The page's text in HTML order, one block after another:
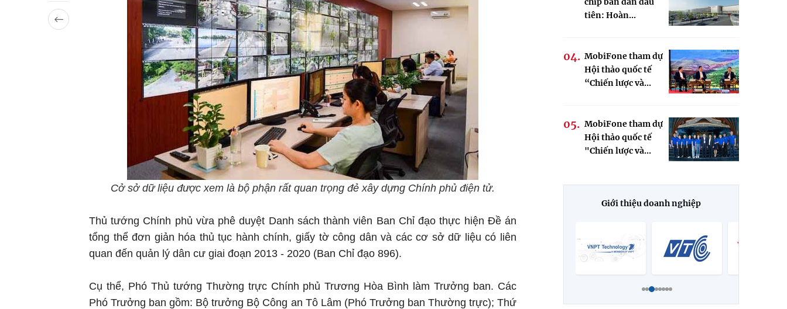
Cở sở dữ liệu được xem là bộ phận rất quan trọng đẻ xây dựng Chính phủ điện tử.
Thủ tướng Chính phủ vừa phê duyệt Danh sách thành viên Ban Chỉ đạo thực hiện Đề án
tổng thể đơn giản hóa thủ tục hành chính, giấy tờ công dân và các cơ sở dữ liệu có liên
quan đến quản lý dân cư giai đoạn 2013 - 2020 (Ban Chỉ đạo 896).
Cụ thể, Phó Thủ tướng Thường trực Chính phủ Trương Hòa Bình làm Trưởng ban. Các
Phó Trưởng ban gồm: Bộ trưởng Bộ Công an Tô Lâm (Phó Trưởng ban Thường trực); Thứ
tiên: Hoàn...
MobiFone tham dự
Hội thảo quốc tế
“Chiến lược và...
MobiFone tham dự
Hội thảo quốc tế
"Chiến lược và...
Giới thiệu doanh nghiệp